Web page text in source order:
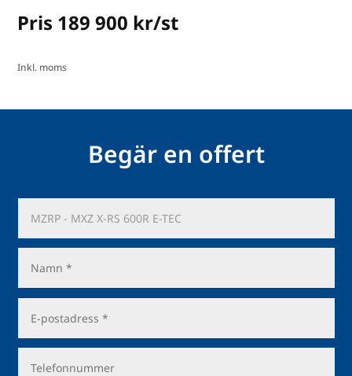
Pris 189 900 kr/st
Inkl. moms
Begär en offert